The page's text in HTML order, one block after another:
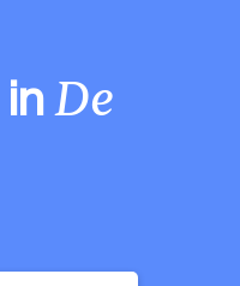
inDe